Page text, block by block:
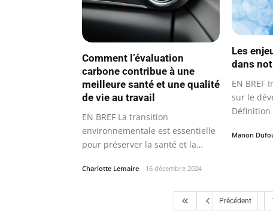
Comment l’évaluation
carbone contribue à une
meilleure santé et une qualité
de vie au travail
EN BREF La transition
environnementale est essentielle
pour préserver la santé et la
Charlotte Lemaire 16 décembre 2024
Les
dans
EN BREF
sur le
Définition
Manon
Précédent